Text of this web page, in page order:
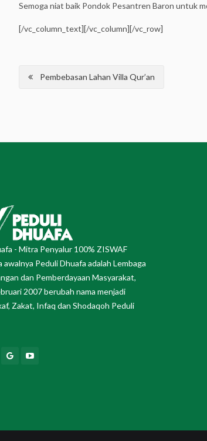
Semoga niat baik Pondok Pesantren Baron untuk
[/vc_column_text][/vc_column][/vc_row]
Post
navigation
Pembebasan Lahan Villa Qur’an
- Mitra Penyalur 100% ZISWAF
awalnya Peduli Dhuafa adalah Lembaga
dan Pemberdayaan Masyarakat,
2007 berubah nama menjadi
Zakat, Infaq dan Shodaqoh Peduli
GoogleYoutube